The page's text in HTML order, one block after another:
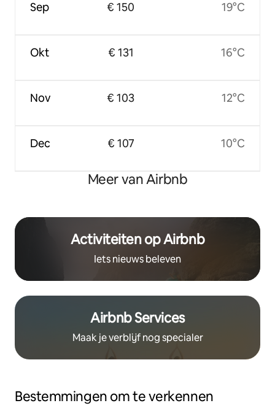
Sep
Okt
Nov
Dec
€ 150
€ 131
€ 103
€ 107
19°C
16°C
12°C
10°C
Meer van Airbnb
Activiteiten op Airbnb
Iets nieuws beleven
Airbnb Services
Maak je verblijf nog specialer
Bestemmingen om te verkennen